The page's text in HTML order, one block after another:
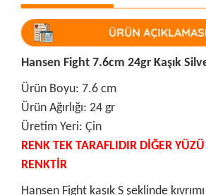
Hansen Fight 7.6cm 24gr Kaşık
Ürün Boyu: 7.6 cm
Ürün Ağırlığı: 24 gr
Üretim Yeri: Çin
RENK TEK TARAFLIDIR DİĞER
RENKTİR
Hansen Fight kaşık S şeklinde